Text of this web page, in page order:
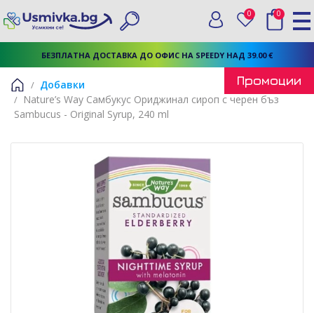
БЕЗПЛАТНА ДОСТАВКА ДО ОФИС НА SPEEDY НАД 39.00 €
Търси
Вход
0 Любими
0
Начало
Добавки
Nature’s Way Самбукус Ориджинал сироп с черен бъз
Sambucus - Original Syrup, 240 ml
Промоции